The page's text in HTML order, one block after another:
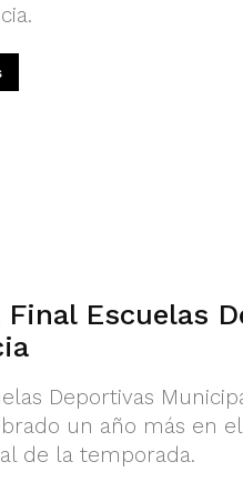
Final Escuelas
Deportivas
un año más en
de la temporada.